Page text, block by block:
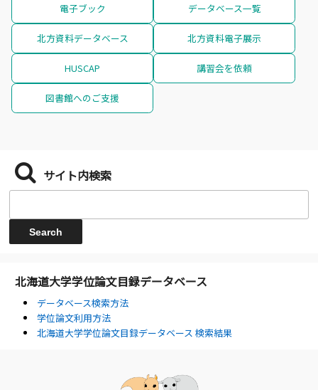
電子ブック データベース一覧
北方資料データベース 北方資料電子展示
HUSCAP 講習会を依頼
図書館へのご支援
サイト内検索
北海道大学学位論文目録データベース
データベース検索方法
学位論文利用方法
北海道大学学位論文目録データベース 検索結果